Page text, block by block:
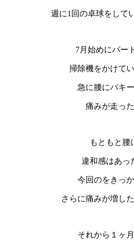
週に1回の卓球をして
7月始めにパー
掃除機をかけて
急に腰にパキ
痛みが走った
もともと腰
違和感はあっ
今回のをきっ
さらに痛みが増した
それから１ヶ月